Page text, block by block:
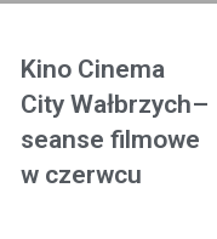
Kino Cinema
City Wałbrzych–
seanse filmowe
w czerwcu